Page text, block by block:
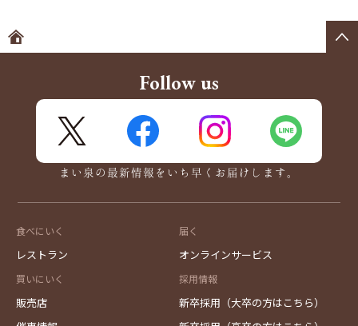
Follow us
FaceBook Instagram
まい泉の最新情報をいち早くお届けします。
食べにいく
レストラン
買いにいく
販売店
届く
オンラインサービス
採用情報
新卒採用（大卒の方はこちら）